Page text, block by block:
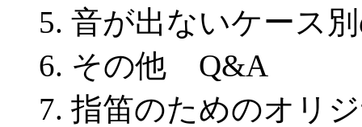
音が出ないケース
その他 Q&A
指笛のためのオリ